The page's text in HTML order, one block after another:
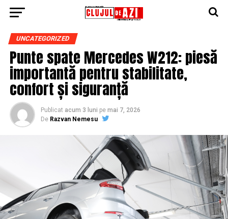
UNCATEGORIZED
Punte spate Mercedes W212: piesă
importantă pentru stabilitate,
confort și siguranță
Publicat acum 3 luni pe mai 7, 2026
De Razvan Nemesu